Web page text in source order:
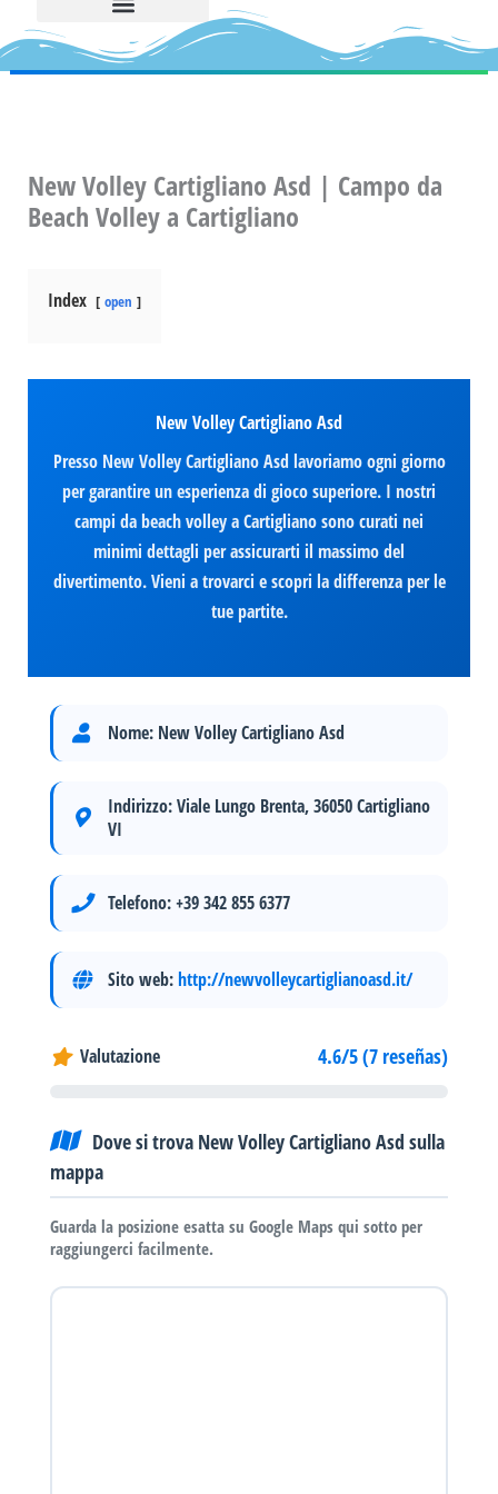
New Volley Cartigliano Asd | Campo da
Beach Volley a Cartigliano
Index open
New Volley Cartigliano Asd
Presso New Volley Cartigliano Asd lavoriamo ogni giorno
per garantire un esperienza di gioco superiore. I nostri
campi da beach volley a Cartigliano sono curati nei
minimi dettagli per assicurarti il massimo del
divertimento. Vieni a trovarci e scopri la differenza per le
tue partite.
Nome: New Volley Cartigliano Asd
Indirizzo:Viale Lungo Brenta, 36050 Cartigliano
VI
Telefono:+39 342 855 6377
Sito web:http://newvolleycartiglianoasd.it/
Valutazione 4.6/5 (7 reseñas)
Dove si trova New Volley Cartigliano Asd sulla
mappa
Guarda la posizione esatta su Google Maps qui sotto per
raggiungerci facilmente.